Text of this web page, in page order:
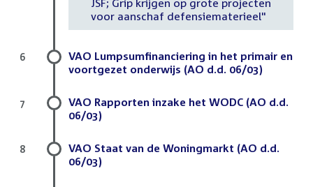
JSF; Grip krijgen op grote projecten
voor aanschaf defensiematerieel"
VAO Lumpsumfinanciering in het primair en
voortgezet onderwijs (AO d.d. 06/03)
6
VAO Rapporten inzake het WODC (AO d.d.
06/03)
7
VAO Staat van de Woningmarkt (AO d.d.
06/03)
8